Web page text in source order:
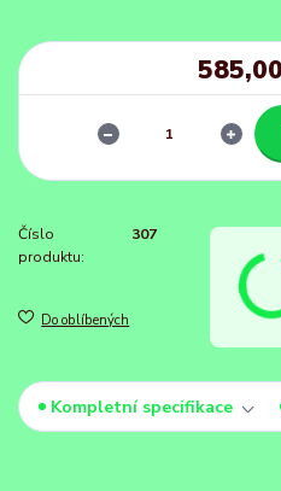
Číslo
produktu:
307
Do oblíbených
Kompletní specifikace